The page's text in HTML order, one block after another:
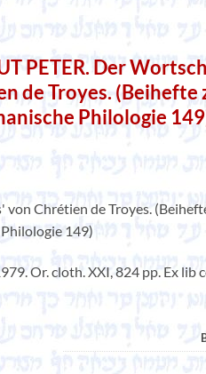
PETER. Der
de Troyes. (Beihefte
Philologie
von Chrétien de Troyes.
149)
Or. cloth. XXI, 824 pp. Ex lib